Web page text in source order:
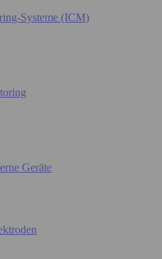
Systeme (ICM)
Geräte